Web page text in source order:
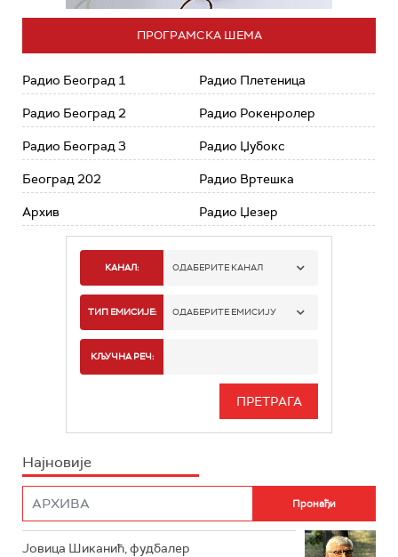
ПРОГРАМСКА ШЕМА
Радио Београд 1
Радио Београд 2
Радио Београд 3
Београд 202
Архив
Радио Плетеница
Радио Рокенролер
Радио Џубокс
Радио Вртешка
Радио Џезер
КАНАЛ: ОДАБЕРИТЕ КАНАЛ
РАДИО БЕОГРАД 1
РАДИО БЕОГРАД 3
РАДИО РОКЕНРОЛЕР
ТИП ЕМИСИЈЕ: ОДАБЕРИТЕ ЕМИСИЈУ
ИНФО
КЉУЧНА РЕЧ:
Најновије
Јовица Шиканић, фудбалер